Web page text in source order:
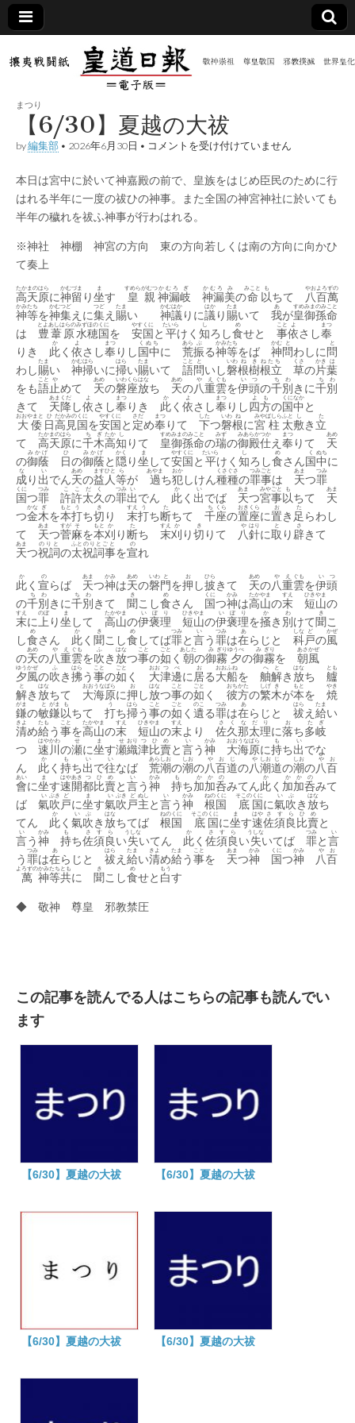
皇道
日報
（防
共新
聞）
電子
版
敬神
尊皇
｜昭
和八
年創
刊
実
践
攘夷
戦闘
まつり
【6/30】夏越の大祓
by編集部 • 2026年6月30日 • 【6/30】
の
大
祓
は
コメントを受け付けていません
本日は宮中に於いて神嘉殿の前で、皇族をはじめ臣民のために行
はれる半年に一度の祓ひの神事。また全国の神宮神社に於いても
半年の穢れを祓ふ神事が行わはれる。
※神社 神棚 神宮の方向 東の方向若しくは南の方向に向かひ
て奏上
高天原
たかまのはら
に神
かむ
留
づま
り坐
ま
す 皇親
すめらがむつ
神漏
かむろ
岐
ぎ
神漏
かむろ
美
み
の命
みこと
以
も
ちて 八百萬
やおよろずの
神
かみ
等
たち
を神
かむ
集
つど
えに集
つど
え 賜
たま
い 神議
かむはか
りに議
はか
り 賜
たま
いて 我
あ
が皇御孫命
すめみまのみこと
は 豊葦原
とよあしはらの
水穂国
みずほのくに
を 安国
やすくに
と 平
たいら
けく 知
し
ろし食
め
せと 事
こと
依
よ
さし奉
まつ
りき 此
か
く 依
よ
さし奉
まつ
りし国中
くぬち
に 荒
あら
振
ぶ
る神
かみ
等
たち
をば 神
かむ
問
と
わしに問
と
わし賜
たま
い 神
かむ
掃
はら
いに掃
はら
い賜
たま
いて 語
こと
問
と
いし磐
いわ
根
ね
樹
き
根立
ねたち
草
くさ
の片
かき
葉
は
をも語
こと
止
や
めて 天
あめ
の磐
いわ
座
くら
放
はな
ち 天
あめ
の八
や
重
え
雲
ぐも
を伊
い
頭
つ
の千
ち
別
わ
きに千
ち
別
わ
きて 天
あま
降
くだ
し依
よ
さし奉
まつ
りき 此
か
く 依
よ
さし奉
まつ
りし四
よ
方
も
の国
くに
中
なか
と
大倭
おおやまと
日
ひ
高
だか
見
みの
国
くに
を安
やす
国
くに
と 定
さだ
め奉
まつ
りて 下
した
つ磐
いわ
根
ね
に宮
みや
柱
ばしら
太
ふと
敷
し
き 立
た
て 高天原
たかまのはら
に千
ち
木
ぎ
高
たか
知
し
りて 皇御孫命
すめみまのみこと
の瑞
みず
の御殿
みあらか
仕
つか
え 奉
まつ
りて 天
あめ
の御蔭
みかげ
日
ひ
の御蔭
みかげ
と隠
かく
り坐
ま
して安
やす
国
くに
と 平
たいら
けく 知
し
ろし食
め
さん国
く
中
ぬち
に
成
な
り 出
い
でん天
あめ
の益人
ますひと
等
ら
が 過
あやま
ち犯
おか
しけん種
くさ
種
ぐさ
の罪事
つみごと
は 天
あま
つ罪
つみ
国
くに
つ罪
つみ
許許太久
ここだく
の罪
つみ
出
い
でん 此
か
く 出
い
でば 天
あま
つ宮
みや
事
ごと
以
も
ちて 天
あま
つ金
かな
木
ぎ
を本
もと
打
う
ち切
き
り 末
すえ
打
う
ち断
た
ちて 千
ち
座
くら
の置
おき
座
くら
に置
お
き 足
た
らわし
て 天
あま
つ菅
すが
麻
そ
を本
もと
刈
か
り断
た
ち 末
すえ
刈
か
り切
き
りて 八
や
針
はり
に取
と
り 辟
さ
きて
天
あま
つ祝詞
のりと
の太
ふと
祝詞事
のりとごと
を宣
の
れ
此
か
く 宣
の
らば 天
あま
つ神
かみ
は天
あめ
の磐
いわ
門
と
を押
お
し披
ひら
きて 天
あめ
の八重
やえ
雲
ぐも
を伊頭
いつ
の千
ち
別
わ
きに千
ち
別
わ
きて 聞
き
こし食
め
さん 国
くに
つ神
かみ
は高
たか
山
やま
の末
すえ
短
ひき
山
やま
の
末
すえ
に 上
のぼ
り坐
ま
して 高
たか
山
やま
の伊
い
褒
ぼ
理
り
短
ひき
山
やま
の伊
い
褒
ぼ
理
り
を掻
か
き 別
わ
けて聞
き
こ
し食
め
さん 此
か
く 聞
き
こし食
め
してば罪
つみ
と言
い
う罪
つみ
は在
あ
らじと 科
しな
戸
ど
の風
かぜ
の天
あめ
の八
や
重
え
雲
ぐも
を吹
ふ
き 放
はな
つ事
こと
の如
ごと
く 朝
あした
の御
み
霧
ぎり
夕
ゆうべ
の御
み
霧
ぎり
を 朝
あさ
風
かぜ
夕
ゆう
風
かぜ
の吹
ふ
き拂
はら
う事
こと
の如
ごと
く 大
おお
津
つ
邊
べ
に 居
お
る大
おお
船
ふね
を 舳
へ
解
と
き 放
はな
ち 艫
とも
解
と
き 放
はな
ちて 大
おお
海
うな
原
ばら
に押
お
し放
はな
つ事
こと
の如
ごと
く 彼方
おちかた
の繁
しげ
木
き
が本
もと
を 焼
やき
鎌
がま
の敏
と
鎌
がま
以
も
ちて 打
う
ち掃
はら
う事
こと
の如
ごと
く 遺
のこ
る罪
つみ
は在
あ
らじと 祓
はら
え 給
たま
い
清
きよ
め給
たも
う事
こと
を高
たか
山
やま
の末
すえ
短
ひき
山
やま
の末
すえ
より 佐
さ
久
く
那
な
太
だ
理
り
に落
お
ち多
た
岐
ぎ
つ 速
はや
川
かわ
の瀬
せ
に坐
ま
す瀬
せ
織
おり
津
つ
比
ひ
賣
め
と言
い
う神
かみ
大
おお
海
うな
原
ばら
に持
も
ち出
い
でな
ん 此
か
く 持
も
ち出
い
で往
い
なば 荒
あら
潮
しお
の潮
しお
の八
や
百
お
道
じ
の八
や
潮
しお
道
じ
の潮
しお
の八
や
百
お
會
あい
に坐
ま
す速
はや
開
あき
都
つ
比
ひ
賣
め
と言
い
う神
かみ
持
も
ち加
か
加
か
呑
の
みてん此
か
く 加
か
加
か
呑
の
みて
ば 氣
い
吹
ぶき
戸
ど
に坐
ま
す氣
い
吹
ぶき
戸
ど
主
ぬし
と言
い
う神
かみ
根
ねの
国
くに
底
そこの
国
くに
に氣
い
吹
ぶ
き 放
はな
ち
てん 此
か
く 氣
い
吹
ぶ
き 放
はな
ちてば 根
ねの
国
くに
底
そこの
国
くに
に坐
ま
す速
はや
佐
さ
須
す
良
ら
比
ひ
賣
め
と
言
い
う神
かみ
持
も
ち佐
さ
須
す
良
ら
い失
うしな
いてん 此
か
く 佐
さ
須
す
良
ら
い失
うしな
いてば 罪
つみ
と言
い
う罪
つみ
は在
あ
らじと 祓
はら
え 給
たま
い清
きよ
め給
たま
う事
こと
を 天
あま
つ神
かみ
国
くに
つ神
かみ
八
や
百
お
萬
よろずの
神
かみ
等
たち
共
とも
に 聞
き
こし食
め
せと 白
もう
す
◆ 敬神 尊皇 邪教禁圧
この記事を読んでる人はこちらの記事も読んでい
ます
【6/30】夏越の大祓 【6/30】夏越の大祓
【6/30】夏越の大祓 【6/30】夏越の大祓